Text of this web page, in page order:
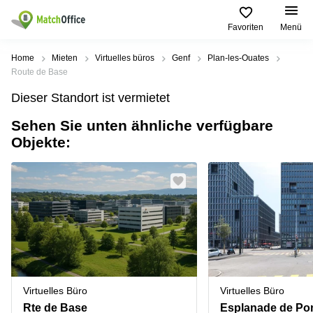
Favoriten Menü
Mieten / Vermieten
Produktseiten
Büro
Business
Coworking
Virtuelle
Büros
Besprechungsräume
Beliebte
Städte
Coworking
Zürich
Coworking
Zug
Coworking
Basel
Coworking
Luzern
Coworking
Lugano
Beliebte
Suchanfragen
Leutschenbachstrasse
95 Zürich
Bahnhofplatz
1 Zürich
Bahnhofstrasse
10 Zürich
Bahnhofstrasse
100 Zürich
Europaallee
41 Zürich
Hilfe
Über uns
Büro vermieten
Preis
Anmelden
Sprache wählen
French
Home Mieten Virtuelles büros Genf
Plan-les-Ouates
Route de Base
Dieser Standort ist vermietet
Sehen Sie unten ähnliche verfügbare
Objekte:
Virtuelles Büro
Rte de Base
Virtuelles Büro